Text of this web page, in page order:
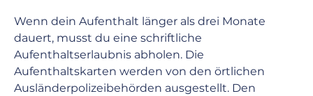
Wenn dein Aufenthalt länger als drei Monate
dauert, musst du eine schriftliche
Aufenthaltserlaubnis abholen. Die
Aufenthaltskarten werden von den örtlichen
Ausländerpolizeibehörden ausgestellt. Den